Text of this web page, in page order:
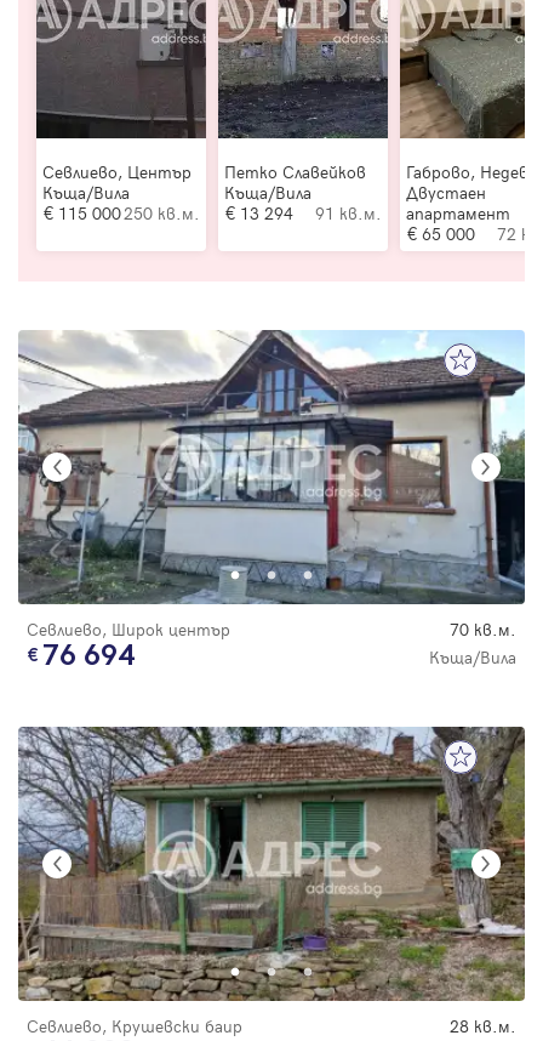
Севлиево, Център
Къща/Вила
115 000250 кв.м.
Петко Славейков
Къща/Вила
13 294
91 кв.м.
Габрово,
Двустаен
апартамент
65 000
72
Севлиево, Широк център 70 кв.м.
76 694 Къща/Вила
Севлиево, Крушевски баир 28 кв.м.